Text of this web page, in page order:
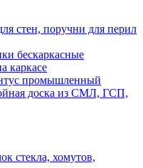
стен, поручни для перил
бескаркасные
каркасе
промышленный
доска из СМЛ, ГСП,
стекла, хомутов,